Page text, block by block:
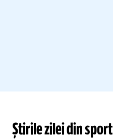
Știrile zilei din sport